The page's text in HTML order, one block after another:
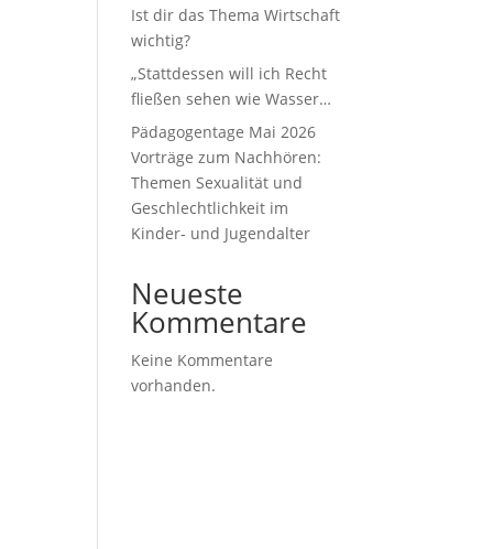
Ist dir das Thema Wirtschaft
wichtig?
„Stattdessen will ich Recht
fließen sehen wie Wasser…
Pädagogentage Mai 2026
Vorträge zum Nachhören:
Themen Sexualität und
Geschlechtlichkeit im
Kinder- und Jugendalter
Neueste
Kommentare
Keine Kommentare
vorhanden.